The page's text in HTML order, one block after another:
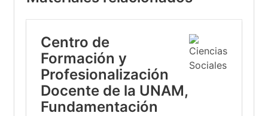
Centro de
Formación y
Profesionalización
Docente de la UNAM,
Fundamentación